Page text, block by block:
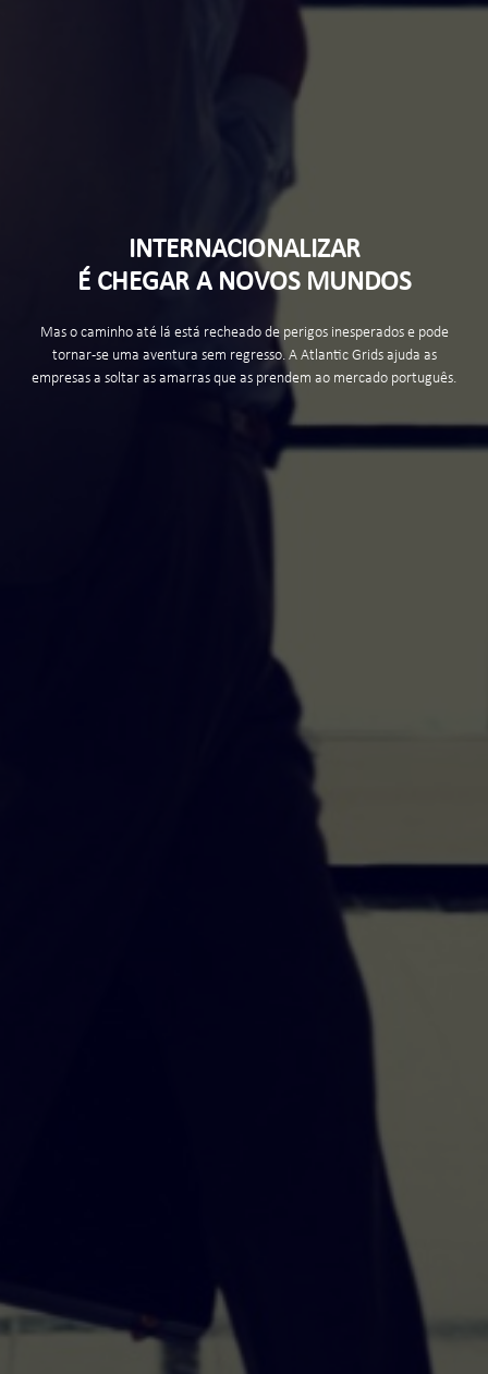
INTERNACIONALIZAR
É CHEGAR A NOVOS MUNDOS
Mas o caminho até lá está recheado de perigos inesperados e pode
tornar-se uma aventura sem regresso. A Atlantic Grids ajuda as
empresas a soltar as amarras que as prendem ao mercado português.